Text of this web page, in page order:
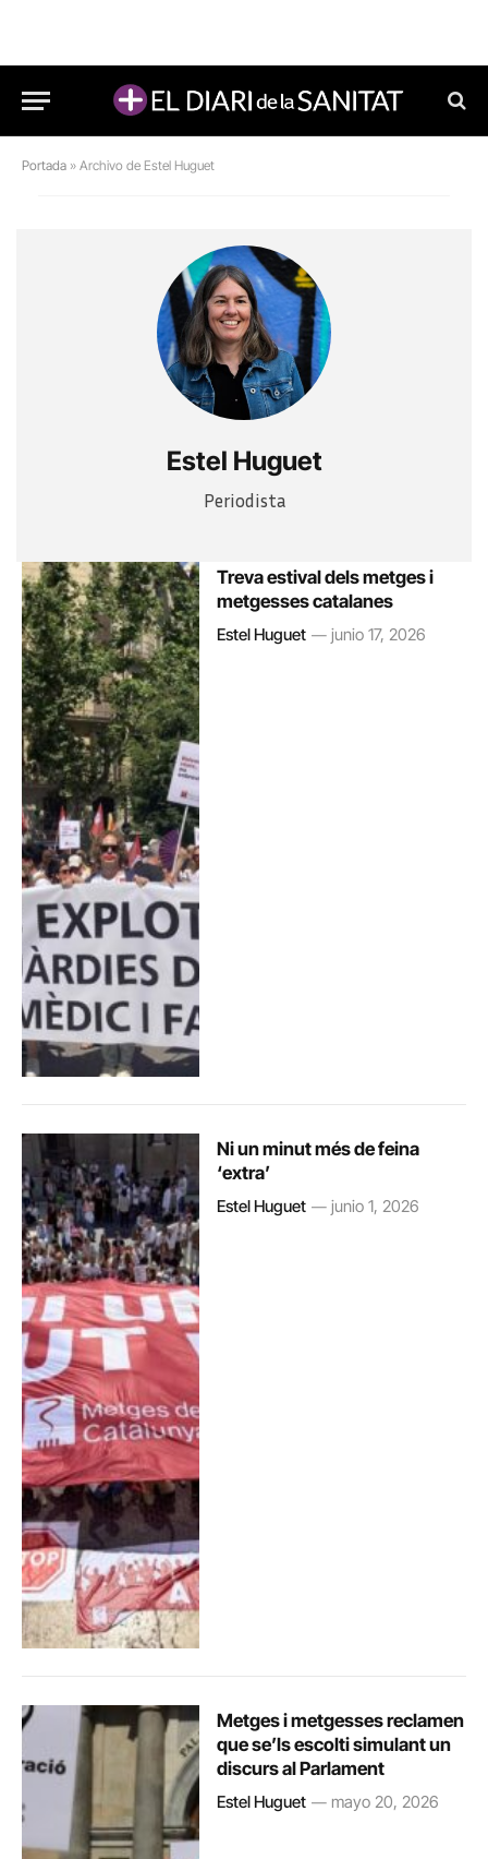
Portada » Archivo de Estel Huguet
Estel Huguet
Periodista
Treva estival dels metges i
metgesses catalanes
Estel Huguet junio 17, 2026
Ni un minut més de feina
‘extra’
Estel Huguet junio 1, 2026
Metges i metgesses reclamen
que se’ls escolti simulant un
discurs al Parlament
Estel Huguet mayo 20, 2026